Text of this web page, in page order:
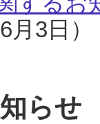
3日）
らせ